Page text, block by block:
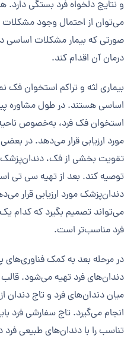
و نتایج دلخواه فرد بستگی
می‌توان از احتمال وجود مشکلات
صورتی که بیمار مشکلات اساسی
درمان آن اقدام کند.
بیماری لثه و تراکم استخوان فک
اساسی هستند. در طول مشاوره
استخوان فک فرد، به‌خصوص ناحیه
مورد ارزیابی قرار می‌دهد. در بعضی
تقویت بخشی از فک، دندان‌پزشک
توصیه کند. بعد از تهیه سی تی
دندان‌پزشک مورد ارزیابی قرار
می‌تواند تصمیم بگیرد که کدام
فرد مناسب‌تر است.
در مرحله بعد به کمک
دندان‌های فرد تهیه می‌شود.
میان دندان‌های فرد و تاج دندان
انجام می‌گیرد. تاج سفارشی فرد
تناسب را با دندان‌های طبیعی فرد